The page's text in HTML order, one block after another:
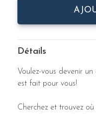
Détails
Voulez-vous devenir
est fait pour vous!
Cherchez et trouvez